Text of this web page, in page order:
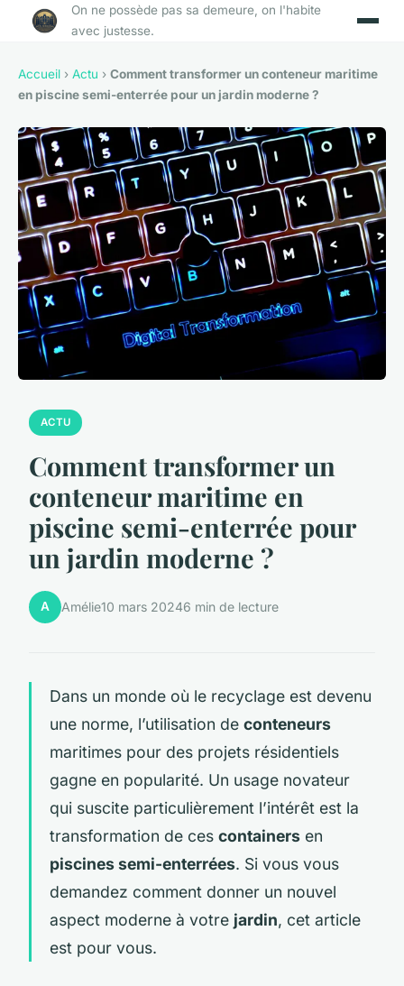
On ne possède pas sa demeure, on l'habite
avec justesse.
Accueil › Actu › Comment transformer un conteneur maritime
en piscine semi-enterrée pour un jardin moderne ?
ACTU
Comment transformer un
conteneur maritime en
piscine semi-enterrée pour
un jardin moderne ?
A Amélie10 mars 20246 min de lecture
Dans un monde où le recyclage est devenu
une norme, l’utilisation de conteneurs
maritimes pour des projets résidentiels
gagne en popularité. Un usage novateur
qui suscite particulièrement l’intérêt est la
transformation de ces containers en
piscines semi-enterrées. Si vous vous
demandez comment donner un nouvel
aspect moderne à votre jardin, cet article
est pour vous.